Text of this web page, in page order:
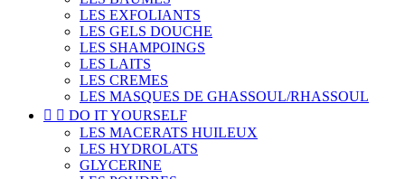
LES EXFOLIANTS
LES GELS DOUCHE
LES SHAMPOINGS
LES LAITS
LES CREMES
LES MASQUES DE GHASSOUL/RHASSOUL
  DO IT YOURSELF
LES MACERATS HUILEUX
LES HYDROLATS
GLYCERINE